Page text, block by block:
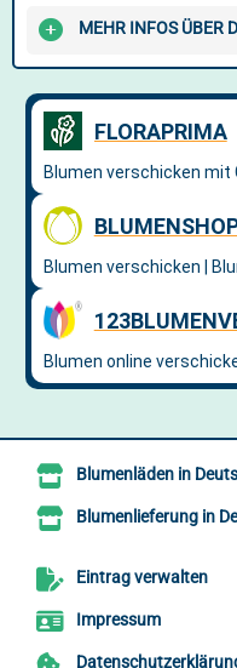
MEHR INFOS ÜBER
Blumenläden in
Blumenlieferung in
Eintrag verwalten
Impressum